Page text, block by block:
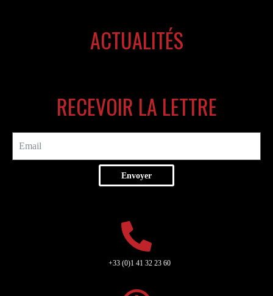
ACTUALITÉS
RECEVOIR LA LETTRE
Envoyer
+33 (0)1 41 32 23 60